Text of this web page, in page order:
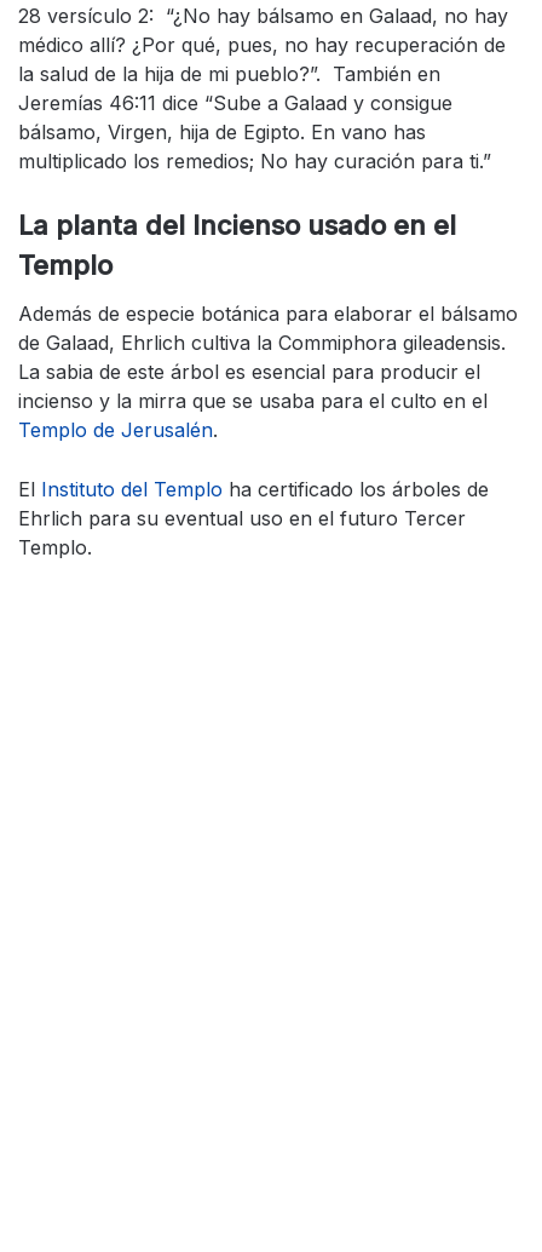
28 versículo 2: “¿No hay bálsamo en Galaad, no hay
médico allí? ¿Por qué, pues, no hay recuperación de
la salud de la hija de mi pueblo?”. También en
Jeremías 46:11 dice “Sube a Galaad y consigue
bálsamo, Virgen, hija de Egipto. En vano has
multiplicado los remedios; No hay curación para ti.”
La planta del Incienso usado en el
Templo
Además de especie botánica para elaborar el bálsamo
de Galaad, Ehrlich cultiva la Commiphora gileadensis.
La sabia de este árbol es esencial para producir el
incienso y la mirra que se usaba para el culto en el
Templo de Jerusalén.
El Instituto del Templo ha certificado los árboles de
Ehrlich para su eventual uso en el futuro Tercer
Templo.